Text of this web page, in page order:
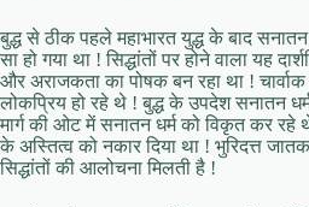
बुद्ध से ठीक पहले महाभारत युद्ध के बाद
सा हो गया था ! सिद्धांतों पर होने वाला यह
और अराजकता का पोषक बन रहा था ! चार्वाक
लोकप्रिय हो रहे थे ! बुद्ध के उपदेश सनातन
मार्ग की ओट में सनातन धर्म को विकृत कर रहे
के अस्तित्व को नकार दिया था ! भुरिदत्त
सिद्धांतों की आलोचना मिलती है !